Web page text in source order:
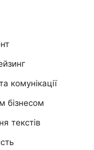
комунікації
бізнесом
текстів